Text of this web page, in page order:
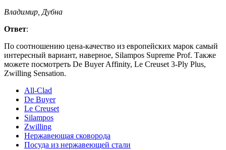
Владимир, Дубна
Ответ:
По соотношению цена-качество из европейских марок самый
интересный вариант, наверное, Silampos Supreme Prof. Также
можете посмотреть De Buyer Affinity, Le Creuset 3-Ply Plus,
Zwilling Sensation.
All-Clad
De Buyer
Le Creuset
Silampos
Zwilling
Нержавеющая сковорода
Посуда из нержавеющей стали